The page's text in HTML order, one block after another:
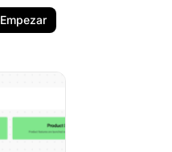
Empezar